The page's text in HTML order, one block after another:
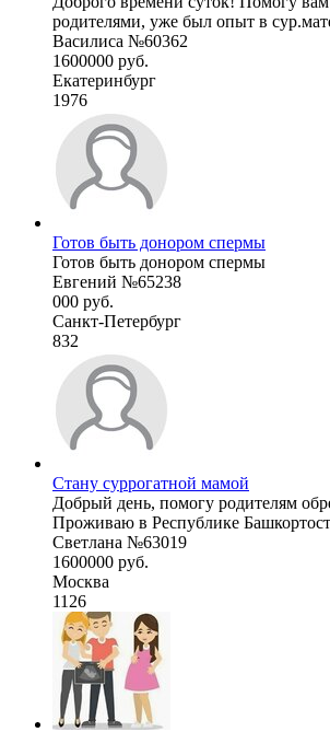
родителями, уже был опыт в
Василиса №60362
1600000 руб.
Екатеринбург
1976
Готов быть донором спермы
Готов быть донором спермы
Евгений №65238
000 руб.
Санкт-Петербург
832
Стану суррогатной мамой
Добрый день, помогу родителям
Проживаю в Республике
Светлана №63019
1600000 руб.
Москва
1126